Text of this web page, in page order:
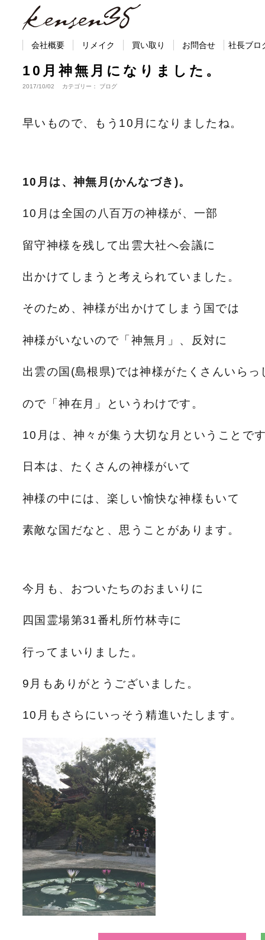
会社概要 リメイク 買い取り お問合せ 社長ブロ
10月神無月になりました。
2017/10/02 カテゴリー： ブログ
早いもので、もう10月になりましたね。
10月は、神無月(かんなづき)。
10月は全国の八百万の神様が、一部
留守神様を残して出雲大社へ会議に
出かけてしまうと考えられていました。
そのため、神様が出かけてしまう国では
神様がいないので「神無月」、反対に
出雲の国(島根県)では神様がたくさんいらっ
ので「神在月」というわけです。
10月は、神々が集う大切な月ということで
日本は、たくさんの神様がいて
神様の中には、楽しい愉快な神様もいて
素敵な国だなと、思うことがあります。
今月も、おついたちのおまいりに
四国霊場第31番札所竹林寺に
行ってまいりました。
9月もありがとうございました。
10月もさらにいっそう精進いたします。